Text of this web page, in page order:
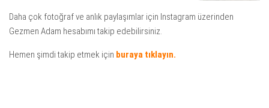
Daha çok fotoğraf ve anlık paylaşımlar için Instagram üzerinden
Gezmen Adam hesabımı takip edebilirsiniz.
Hemen şimdi takip etmek için buraya tıklayın.